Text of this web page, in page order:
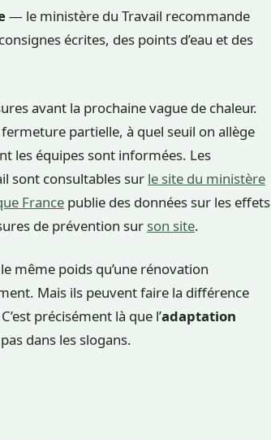
— le ministère du Travail recommande
écrites, des points d’eau et des
avant la prochaine vague de chaleur.
partielle, à quel seuil on allège
les équipes sont informées. Les
sont consultables sur le site du ministère
France publie des données sur les effets
de prévention sur son site.
même poids qu’une rénovation
Mais ils peuvent faire la différence
précisément là que l’adaptation
dans les slogans.